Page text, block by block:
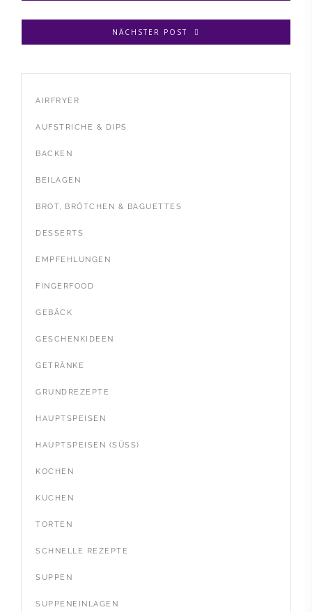
NÄCHSTER POST
AIRFRYER
AUFSTRICHE & DIPS
BACKEN
BEILAGEN
BROT, BRÖTCHEN & BAGUETTES
DESSERTS
EMPFEHLUNGEN
FINGERFOOD
GEBÄCK
GESCHENKIDEEN
GETRÄNKE
GRUNDREZEPTE
HAUPTSPEISEN
HAUPTSPEISEN (SÜSS)
KOCHEN
KUCHEN
TORTEN
SCHNELLE REZEPTE
SUPPEN
SUPPENEINLAGEN